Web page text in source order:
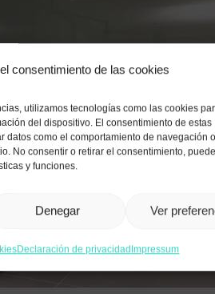
consentimiento de las cookies
utilizamos tecnologías como las cookies
del dispositivo. El consentimiento de estas
datos como el comportamiento de navegación
No consentir o retirar el consentimiento,
y funciones.
Denegar Ver
Declaración de privacidadImpressum